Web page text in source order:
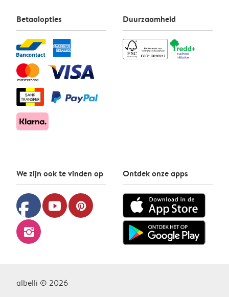
Betaalopties Duurzaamheid
We zijn ook te vinden op
facebook youtube pinterest
instagram
Ontdek onze apps
albelli © 2026